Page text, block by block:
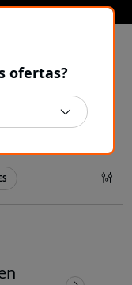
Salud
ofertas?